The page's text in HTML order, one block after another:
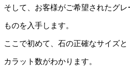
そして、お客様がご希望されたグレ
ものを入手します。
ここで初めて、石の正確なサイズと
カラット数がわかります。